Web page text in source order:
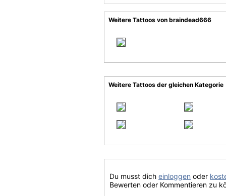
Weitere Tattoos von braindead666
Weitere Tattoos der gleichen Kategorie
Du musst dich einloggen oder
Bewerten oder Kommentieren zu